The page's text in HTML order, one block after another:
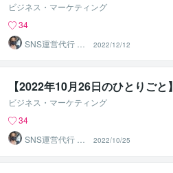
ビジネス・マーケティング
34
SNS運営代行 ま
るなげ
2022/12/12
【2022年10月26日のひとりごと】⁡
ビジネス・マーケティング
34
SNS運営代行 ま
るなげ
2022/10/25